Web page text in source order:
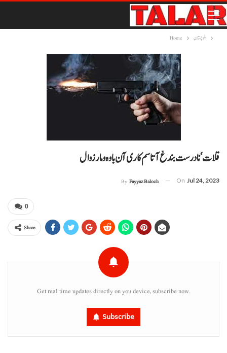
Home بلوچستان
قلات‘ نادرست بندغ آتا سم کاری آن باوہ و مار زوال
By Fayyaz Baloch On Jul 24, 2023
0
Share
Get real time updates directly on you device, subscribe now.
Subscribe